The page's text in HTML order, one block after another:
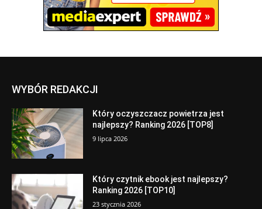
WYBÓR REDAKCJI
Który oczyszczacz powietrza jest
najlepszy? Ranking 2026 [TOP8]
9 lipca 2026
Który czytnik ebook jest najlepszy?
Ranking 2026 [TOP10]
23 stycznia 2026